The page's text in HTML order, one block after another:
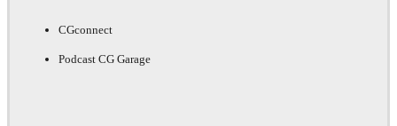
CGconnect
Podcast CG Garage